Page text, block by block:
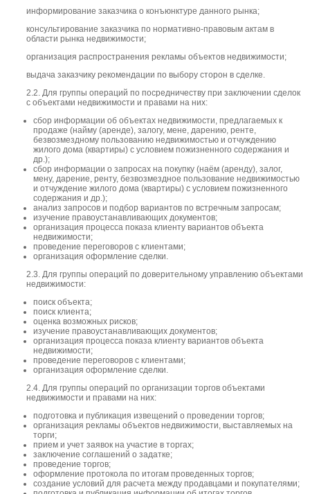
информирование заказчика о конъюнктуре данного рынка;
консультирование заказчика по нормативно-правовым актам в
области рынка недвижимости;
организация распространения рекламы объектов недвижимости;
выдача заказчику рекомендации по выбору сторон в сделке.
2.2. Для группы операций по посредничеству при заключении сделок
с объектами недвижимости и правами на них:
сбор информации об объектах недвижимости, предлагаемых к
продаже (найму (аренде), залогу, мене, дарению, ренте,
безвозмездному пользованию недвижимостью и отчуждению
жилого дома (квартиры) с условием пожизненного содержания и
др.);
сбор информации о запросах на покупку (наём (аренду), залог,
мену, дарение, ренту, безвозмездное пользование недвижимостью
и отчуждение жилого дома (квартиры) с условием пожизненного
содержания и др.);
анализ запросов и подбор вариантов по встречным запросам;
изучение правоустанавливающих документов;
организация процесса показа клиенту вариантов объекта
недвижимости;
проведение переговоров с клиентами;
организация оформление сделки.
2.3. Для группы операций по доверительному управлению объектами
недвижимости:
поиск объекта;
поиск клиента;
оценка возможных рисков;
изучение правоустанавливающих документов;
организация процесса показа клиенту вариантов объекта
недвижимости;
проведение переговоров с клиентами;
организация оформление сделки.
2.4. Для группы операций по организации торгов объектами
недвижимости и правами на них:
подготовка и публикация извещений о проведении торгов;
организация рекламы объектов недвижимости, выставляемых на
торги;
прием и учет заявок на участие в торгах;
заключение соглашений о задатке;
проведение торгов;
оформление протокола по итогам проведенных торгов;
создание условий для расчета между продавцами и покупателями;